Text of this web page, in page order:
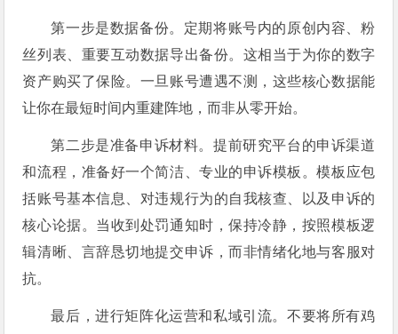
第一步是数据备份。定期将账号内的原创内容、粉
丝列表、重要互动数据导出备份。这相当于为你的数字
资产购买了保险。一旦账号遭遇不测，这些核心数据能
让你在最短时间内重建阵地，而非从零开始。
第二步是准备申诉材料。提前研究平台的申诉渠道
和流程，准备好一个简洁、专业的申诉模板。模板应包
括账号基本信息、对违规行为的自我核查、以及申诉的
核心论据。当收到处罚通知时，保持冷静，按照模板逻
辑清晰、言辞恳切地提交申诉，而非情绪化地与客服对
抗。
最后，进行矩阵化运营和私域引流。不要将所有鸡